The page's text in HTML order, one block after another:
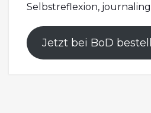
Selbstreflexion,
Jetzt bei BoD